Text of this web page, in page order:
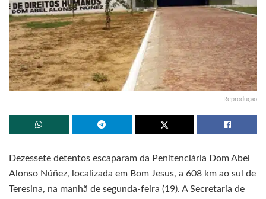
Reprodução
Dezessete detentos escaparam da Penitenciária Dom Abel
Alonso Núñez, localizada em Bom Jesus, a 608 km ao sul de
Teresina, na manhã de segunda-feira (19). A Secretaria de